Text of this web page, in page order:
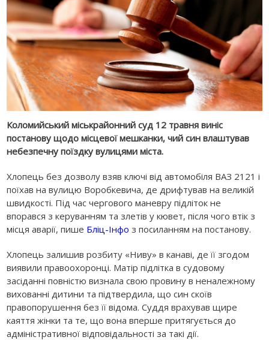
Коломийський міськрайонний суд 12 травня виніс
постанову щодо місцевої мешканки, чий син влаштував
небезпечну поїздку вулицями міста.
Хлопець без дозволу взяв ключі від автомобіля ВАЗ 2121 і
поїхав на вулицю Воробкевича, де дрифтував на великій
швидкості. Під час чергового маневру підліток не
впорався з керуванням та злетів у кювет, після чого втік з
місця аварії, пише Бліц-Інфоз посиланням на постанову.
Хлопець залишив розбиту «Ниву» в канаві, де її згодом
виявили правоохоронці. Матір підлітка в судовому
засіданні повністю визнала свою провину в неналежному
вихованні дитини та підтвердила, що син скоїв
правопорушення без її відома. Суддя врахував щире
каяття жінки та те, що вона вперше притягується до
адміністративної відповідальності за такі дії.